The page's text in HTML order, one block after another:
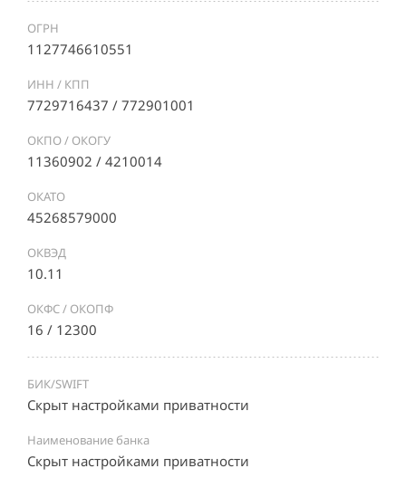
ОГРН
1127746610551
ИНН / КПП
7729716437 / 772901001
ОКПО / ОКОГУ
11360902 / 4210014
ОКАТО
45268579000
ОКВЭД
10.11
ОКФС / ОКОПФ
16 / 12300
БИК/SWIFT
Скрыт настройками приватности
Наименование банка
Скрыт настройками приватности